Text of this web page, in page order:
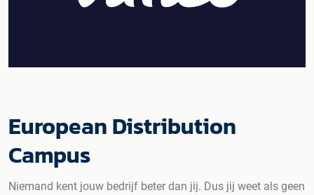
European Distribution
Campus
Niemand kent jouw bedrijf beter dan jij. Dus jij weet als geen